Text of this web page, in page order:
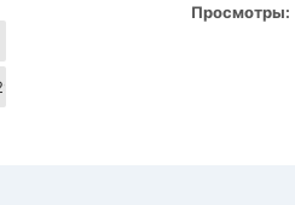
Просмотры: